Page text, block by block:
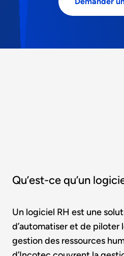
Qu’est-ce qu’un
Un logiciel RH est une
d’automatiser et de piloter
gestion des ressources